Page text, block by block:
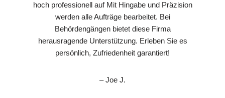
hoch professionell auf Mit Hingabe und Präzision
werden alle Aufträge bearbeitet. Bei
Behördengängen bietet diese Firma
herausragende Unterstützung. Erleben Sie es
persönlich, Zufriedenheit garantiert!
– Joe J.